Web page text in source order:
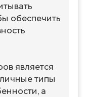
обеспечить
является
типы
а